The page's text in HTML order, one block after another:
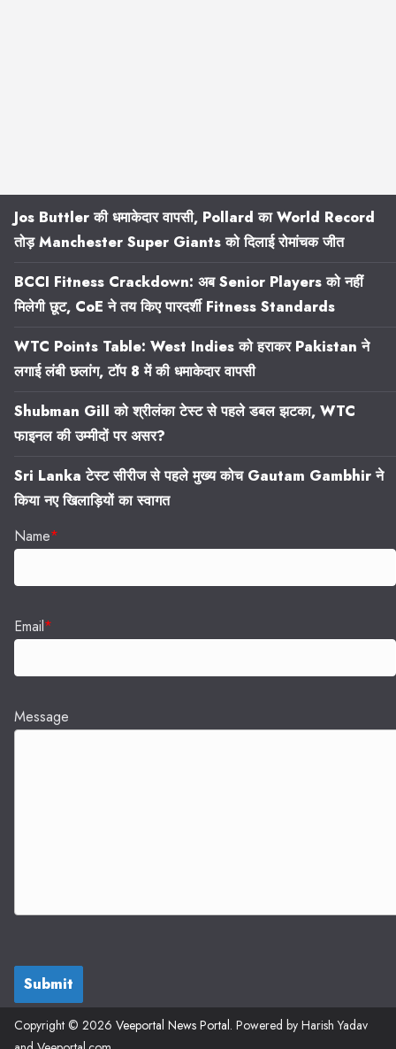
Jos Buttler की धमाकेदार वापसी, Pollard का World Record
तोड़ Manchester Super Giants को दिलाई रोमांचक जीत
BCCI Fitness Crackdown: अब Senior Players को नहीं
मिलेगी छूट, CoE ने तय किए पारदर्शी Fitness Standards
WTC Points Table: West Indies को हराकर Pakistan ने
लगाई लंबी छलांग, टॉप 8 में की धमाकेदार वापसी
Shubman Gill को श्रीलंका टेस्ट से पहले डबल झटका, WTC
फाइनल की उम्मीदों पर असर?
Sri Lanka टेस्ट सीरीज से पहले मुख्य कोच Gautam Gambhir ने
किया नए खिलाड़ियों का स्वागत
Name*
Email*
Message
Submit
Copyright © 2026 Veeportal News Portal. Powered by Harish Yadav